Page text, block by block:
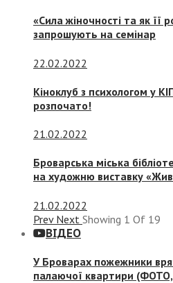
«Сила жіночності та як її
запрошують на семінар
22.02.2022
Кіноклуб з психологом у
розпочато!
21.02.2022
Броварська міська
на художню виставку
21.02.2022
Prev Next Showing 1 Of 19
ВІДЕО
У Броварах пожежники
палаючої квартири